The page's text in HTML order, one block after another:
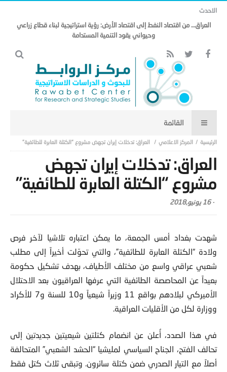
الاحدث
العراق… من اقتصاد النفط إلى اقتصاد الأرض: رؤية استراتيجية لبناء قطاع زراعي
وحيواني يقود التنمية المستدامة
المركز الاعلامي العراق: تدخلات إيران تجهض مشروع “الكتلة العابرة للطائفية”
العراق: تدخلات إيران تجهض
مشروع “الكتلة العابرة للطائفية”
-16 يونيو,2018
شهدت بغداد أمس الجمعة، ما يمكن اعتباره تلاشيا لآخر فرص
ولادة “الكتلة العابرة للطائفية”، والتي تحوّلت أخيراً إلى مطلب
شعبي عراقي واسع من مختلف الأطياف، بهدف تشكيل حكومة
بعيداً عن المحاصصة الطائفية التي عرفها العراقيون بعد الاحتلال
الأميركي لبلادهم بواقع 11 وزيراً شيعياً و10 للسنة و7 للأكراد
ووزارة لكل من الأقليات العراقية.
في هذا الصدد، أُعلن عن انضمام كتلتين شيعيتين جديدتين إلى
تحالف الفتح، الجناح السياسي لمليشيا “الحشد الشعبي” المتحالفة
أصلاً مع التيار الصدري ضمن كتلة سائرون. وتبقى ثلاث كتل فقط